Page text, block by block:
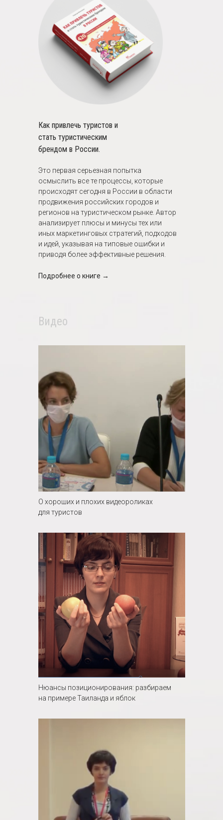
Как привлечь туристов и
стать туристическим
брендом в России.
Это первая серьезная попытка
осмыслить все те процессы, которые
происходят сегодня в России в области
продвижения российских городов и
регионов на туристическом рынке. Автор
анализирует плюсы и минусы тех или
иных маркетинговых стратегий, подходов
и идей, указывая на типовые ошибки и
приводя более эффективные решения.
Подробнее о книге →
Видео
О хороших и плохих видеороликах
для туристов
Нюансы позиционирования: разбираем
на примере Таиланда и яблок